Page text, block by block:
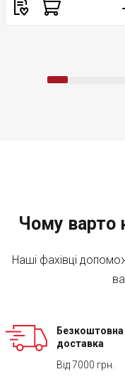
Чому варто
Наші фахівці
Безкоштовна
доставка
Від 7000 грн.